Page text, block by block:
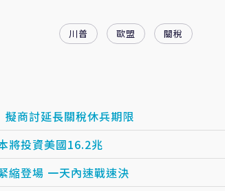
川普 歐盟 關稅
商討延長關稅休兵期限
將投資美國16.2兆
縮登場 一天內速戰速決